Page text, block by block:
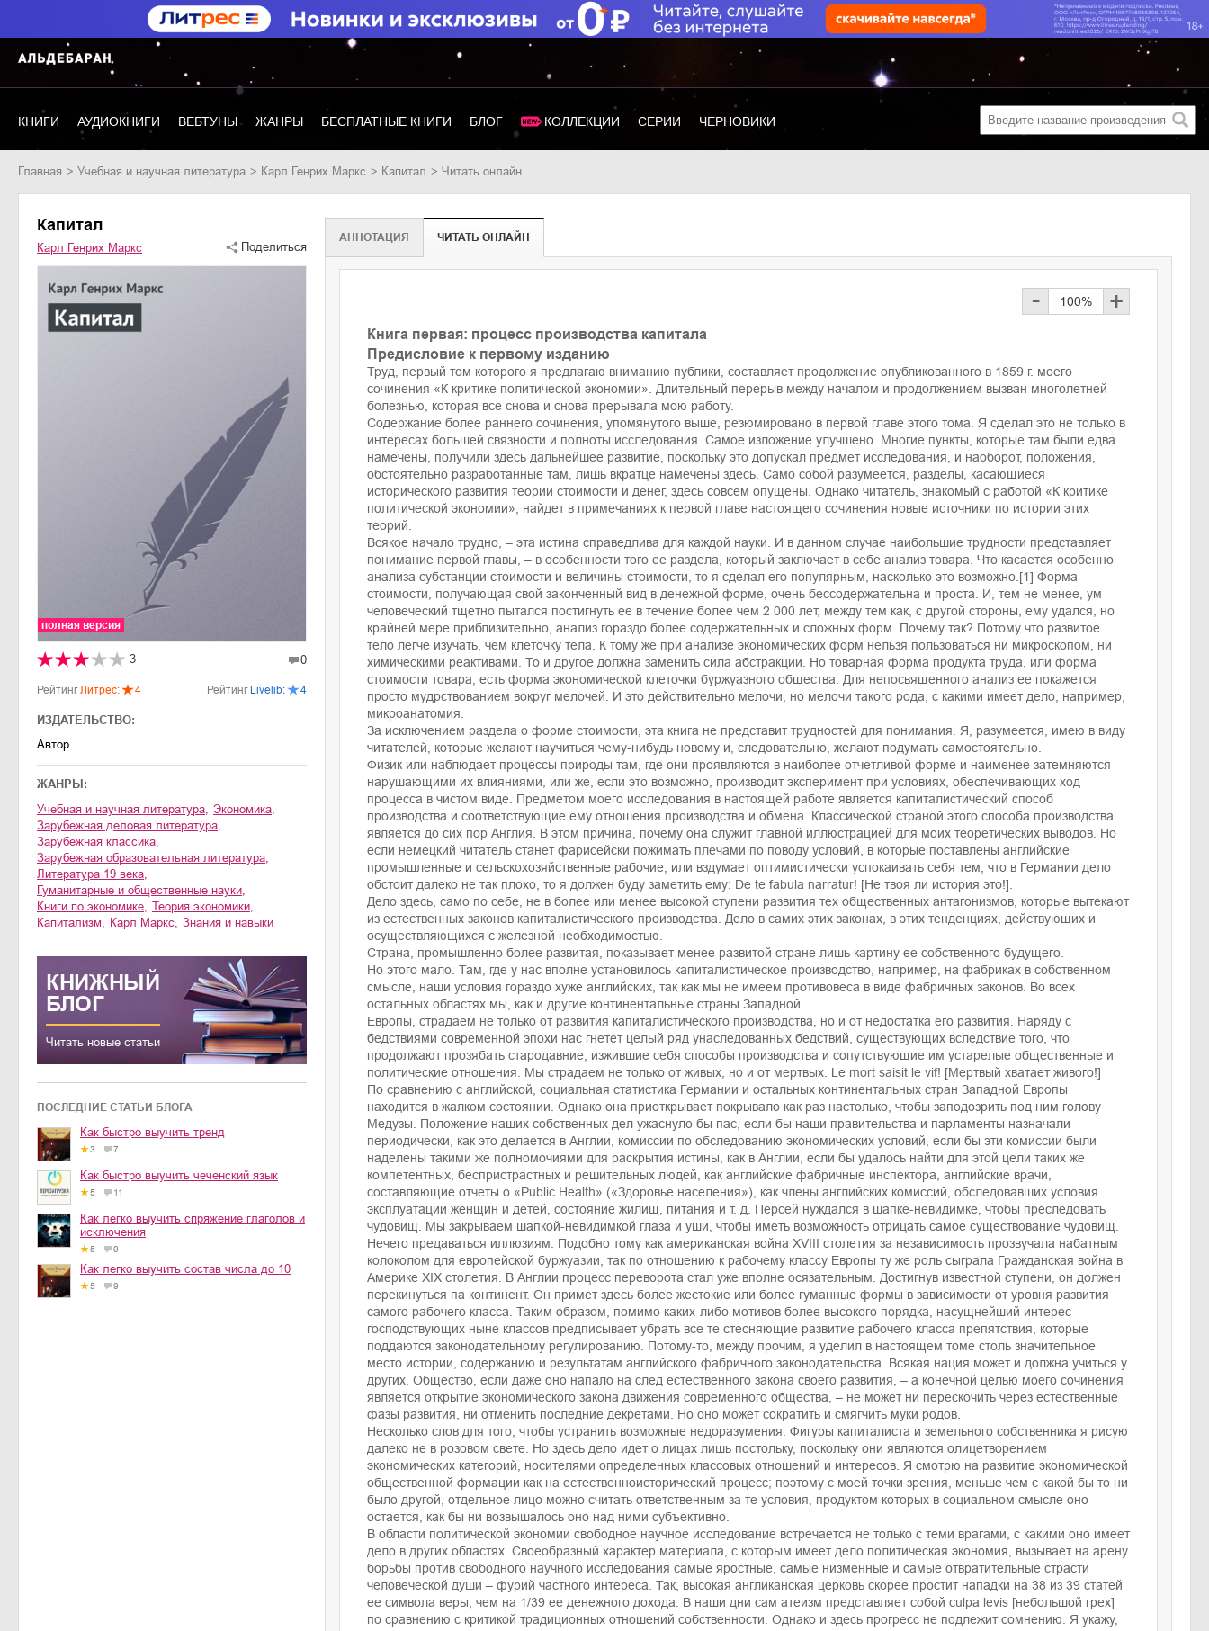
КНИГИ АУДИОКНИГИ ВЕБТУНЫ ЖАНРЫ БЕСПЛАТНЫЕ КНИГИ БЛОГ КОЛЛЕКЦИИ СЕРИИ ЧЕРНОВИКИ
Главная учебная и научная литература Карл Генрих Маркс Капитал Читать онлайн
Капитал
Карл Генрих Маркс Поделиться
полная версия
3 0
РейтингЛитрес: 4 Рейтинг Livelib: 4
ИЗДАТЕЛЬСТВО:
Автор
ЖАНРЫ:
учебная и научная литература, экономика,
зарубежная деловая литература,
зарубежная классика,
зарубежная образовательная литература,
литература 19 века,
гуманитарные и общественные науки,
книги по экономике, теория экономики,
капитализм, Карл Маркс, знания и навыки
КНИЖНЫЙ
БЛОГ
Читать новые статьи
ПОСЛЕДНИЕ СТАТЬИ БЛОГА
Как быстро выучить тренд
3 7
Как быстро выучить чеченский язык
5 11
Как легко выучить спряжение глаголов и
исключения
5 9
Как легко выучить состав числа до 10
5 9
АННОТАЦИЯ ЧИТАТЬ ОНЛАЙН
- 100% +
Книга первая: процесс производства капитала
Предисловие к первому изданию
Труд, первый том которого я предлагаю вниманию публики, составляет продолжение опубликованного в 1859 г. моего
сочинения «К критике политической экономии». Длительный перерыв между началом и продолжением вызван многолетней
болезнью, которая все снова и снова прерывала мою работу.
Содержание более раннего сочинения, упомянутого выше, резюмировано в первой главе этого тома. Я сделал это не только в
интересах большей связности и полноты исследования. Самое изложение улучшено. Многие пункты, которые там были едва
намечены, получили здесь дальнейшее развитие, поскольку это допускал предмет исследования, и наоборот, положения,
обстоятельно разработанные там, лишь вкратце намечены здесь. Само собой разумеется, разделы, касающиеся
исторического развития теории стоимости и денег, здесь совсем опущены. Однако читатель, знакомый с работой «К критике
политической экономии», найдет в примечаниях к первой главе настоящего сочинения новые источники по истории этих
теорий.
Всякое начало трудно, – эта истина справедлива для каждой науки. И в данном случае наибольшие трудности представляет
понимание первой главы, – в особенности того ее раздела, который заключает в себе анализ товара. Что касается особенно
анализа субстанции стоимости и величины стоимости, то я сделал его популярным, насколько это возможно.[1] Форма
стоимости, получающая свой законченный вид в денежной форме, очень бессодержательна и проста. И, тем не менее, ум
человеческий тщетно пытался постигнуть ее в течение более чем 2 000 лет, между тем как, с другой стороны, ему удался, но
крайней мере приблизительно, анализ гораздо более содержательных и сложных форм. Почему так? Потому что развитое
тело легче изучать, чем клеточку тела. К тому же при анализе экономических форм нельзя пользоваться ни микроскопом, ни
химическими реактивами. То и другое должна заменить сила абстракции. Но товарная форма продукта труда, или форма
стоимости товара, есть форма экономической клеточки буржуазного общества. Для непосвященного анализ ее покажется
просто мудрствованием вокруг мелочей. И это действительно мелочи, но мелочи такого рода, с какими имеет дело, например,
микроанатомия.
За исключением раздела о форме стоимости, эта книга не представит трудностей для понимания. Я, разумеется, имею в виду
читателей, которые желают научиться чему-нибудь новому и, следовательно, желают подумать самостоятельно.
Физик или наблюдает процессы природы там, где они проявляются в наиболее отчетливой форме и наименее затемняются
нарушающими их влияниями, или же, если это возможно, производит эксперимент при условиях, обеспечивающих ход
процесса в чистом виде. Предметом моего исследования в настоящей работе является капиталистический способ
производства и соответствующие ему отношения производства и обмена. Классической страной этого способа производства
является до сих пор Англия. В этом причина, почему она служит главной иллюстрацией для моих теоретических выводов. Но
если немецкий читатель станет фарисейски пожимать плечами по поводу условий, в которые поставлены английские
промышленные и сельскохозяйственные рабочие, или вздумает оптимистически успокаивать себя тем, что в Германии дело
обстоит далеко не так плохо, то я должен буду заметить ему: De te fabula narratur! [He твоя ли история это!].
Дело здесь, само по себе, не в более или менее высокой ступени развития тех общественных антагонизмов, которые вытекают
из естественных законов капиталистического производства. Дело в самих этих законах, в этих тенденциях, действующих и
осуществляющихся с железной необходимостью.
Страна, промышленно более развитая, показывает менее развитой стране лишь картину ее собственного будущего.
Но этого мало. Там, где у нас вполне установилось капиталистическое производство, например, на фабриках в собственном
смысле, наши условия гораздо хуже английских, так как мы не имеем противовеса в виде фабричных законов. Во всех
остальных областях мы, как и другие континентальные страны Западной
Европы, страдаем не только от развития капиталистического производства, но и от недостатка его развития. Наряду с
бедствиями современной эпохи нас гнетет целый ряд унаследованных бедствий, существующих вследствие того, что
продолжают прозябать стародавние, изжившие себя способы производства и сопутствующие им устарелые общественные и
политические отношения. Мы страдаем не только от живых, но и от мертвых. Le mort saisit le vif! [Мертвый хватает живого!]
По сравнению с английской, социальная статистика Германии и остальных континентальных стран Западной Европы
находится в жалком состоянии. Однако она приоткрывает покрывало как раз настолько, чтобы заподозрить под ним голову
Медузы. Положение наших собственных дел ужаснуло бы пас, если бы наши правительства и парламенты назначали
периодически, как это делается в Англии, комиссии по обследованию экономических условий, если бы эти комиссии были
наделены такими же полномочиями для раскрытия истины, как в Англии, если бы удалось найти для этой цели таких же
компетентных, беспристрастных и решительных людей, как английские фабричные инспектора, английские врачи,
составляющие отчеты о «Public Health» («Здоровье населения»), как члены английских комиссий, обследовавших условия
эксплуатации женщин и детей, состояние жилищ, питания и т. д. Персей нуждался в шапке-невидимке, чтобы преследовать
чудовищ. Мы закрываем шапкой-невидимкой глаза и уши, чтобы иметь возможность отрицать самое существование чудовищ.
Нечего предаваться иллюзиям. Подобно тому как американская война XVIII столетия за независимость прозвучала набатным
колоколом для европейской буржуазии, так по отношению к рабочему классу Европы ту же роль сыграла Гражданская война в
Америке XIX столетия. В Англии процесс переворота стал уже вполне осязательным. Достигнув известной ступени, он должен
перекинуться па континент. Он примет здесь более жестокие или более гуманные формы в зависимости от уровня развития
самого рабочего класса. Таким образом, помимо каких-либо мотивов более высокого порядка, насущнейший интерес
господствующих ныне классов предписывает убрать все те стесняющие развитие рабочего класса препятствия, которые
поддаются законодательному регулированию. Потому-то, между прочим, я уделил в настоящем томе столь значительное
место истории, содержанию и результатам английского фабричного законодательства. Всякая нация может и должна учиться у
других. Общество, если даже оно напало на след естественного закона своего развития, – а конечной целью моего сочинения
является открытие экономического закона движения современного общества, – не может ни перескочить через естественные
фазы развития, ни отменить последние декретами. Но оно может сократить и смягчить муки родов.
Несколько слов для того, чтобы устранить возможные недоразумения. Фигуры капиталиста и земельного собственника я рисую
далеко не в розовом свете. Но здесь дело идет о лицах лишь постольку, поскольку они являются олицетворением
экономических категорий, носителями определенных классовых отношений и интересов. Я смотрю на развитие экономической
общественной формации как на естественноисторический процесс; поэтому с моей точки зрения, меньше чем с какой бы то ни
было другой, отдельное лицо можно считать ответственным за те условия, продуктом которых в социальном смысле оно
остается, как бы ни возвышалось оно над ними субъективно.
В области политической экономии свободное научное исследование встречается не только с теми врагами, с какими оно имеет
дело в других областях. Своеобразный характер материала, с которым имеет дело политическая экономия, вызывает на арену
борьбы против свободного научного исследования самые яростные, самые низменные и самые отвратительные страсти
человеческой души – фурий частного интереса. Так, высокая англиканская церковь скорее простит нападки на 38 из 39 статей
ее символа веры, чем на 1/39 ее денежного дохода. В наши дни сам атеизм представляет собой culpa levis [небольшой грех]
по сравнению с критикой традиционных отношений собственности. Однако и здесь прогресс не подлежит сомнению. Я укажу,